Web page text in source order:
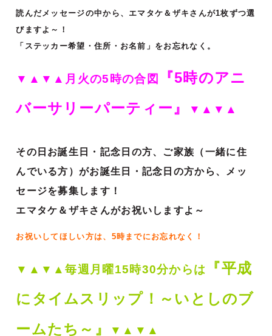
読んだメッセージの中から、エマタケ＆ザキさんが1枚ずつ選
びますよ～！
「ステッカー希望・住所・お名前」をお忘れなく。
▼▲▼▲月火の5時の合図
『5時のアニ
バーサリーパーティー』
▼▲▼▲
その日お誕生日・記念日の方、ご家族（一緒に住
んでいる方）がお誕生日・記念日の方から、メッ
セージを募集します！
エマタケ＆ザキさんがお祝いしますよ～
お祝いしてほしい方は、5時までにお忘れなく！
▼▲▼▲毎週月曜15時30分からは
『平成
にタイムスリップ！～いとしのブ
ームたち～』
▼▲▼▲